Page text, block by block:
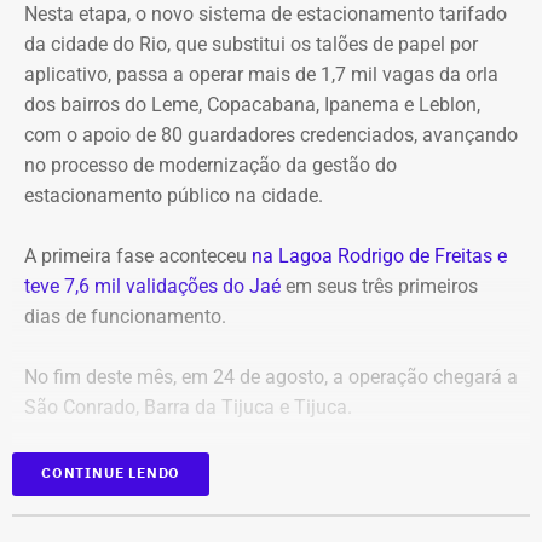
A indicação fica sob responsabilidade da Alerj e Couto
sinalizou que não interferirá, desde que o escolhido não
seja ligado ao grupo político de Cláudio Castro. Douglas
Ruas convocou uma reunião do Colégio de Líderes, que
deve acontecer já na próxima segunda-feira (10) para
resolver as duas situações. O objetivo deve ser definir um
Tribunal de Contas, além de prazos para sabatinas e
votações.
idade entre 35 e 70 anos
notório conhecimento em áreas como Direito, Economia,
Nesta etapa, o novo sistema de estacionamento tarifado
da cidade do Rio, que substitui os talões de papel por
aplicativo, passa a operar mais de 1,7 mil vagas da orla
dos bairros do Leme, Copacabana, Ipanema e Leblon,
com o apoio de 80 guardadores credenciados, avançando
no processo de modernização da gestão do
estacionamento público na cidade.
A primeira fase aconteceu na Lagoa Rodrigo de Freitas e
teve 7,6 mil validações do Jaé em seus três primeiros
dias de funcionamento.
No fim deste mês, em 24 de agosto, a operação chegará a
São Conrado, Barra da Tijuca e Tijuca.
Mais uma fase da implantação
gradual do novo sistema
CONTINUE LENDO